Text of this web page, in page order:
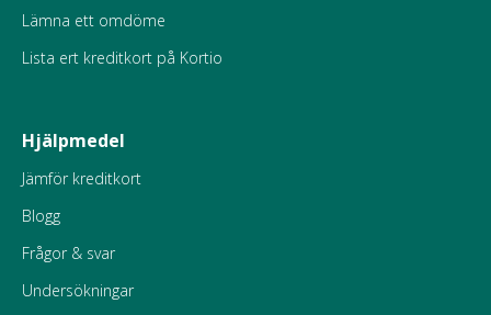
Lämna ett omdöme
Lista ert kreditkort på Kortio
Hjälpmedel
Jämför kreditkort
Blogg
Frågor & svar
Undersökningar